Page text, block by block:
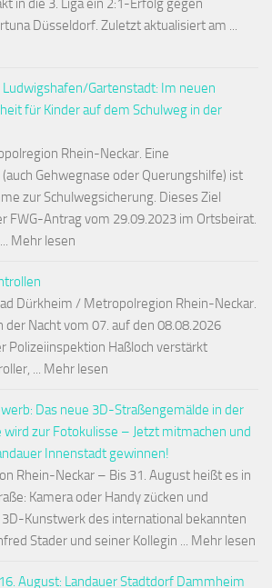
in die 3. Liga ein 2:1-Erfolg gegen
Düsseldorf. Zuletzt aktualisiert am ...
Gartenstadt: Im neuen
für Kinder auf dem Schulweg in der
Rhein-Neckar. Eine
Gehwegnase oder Querungshilfe) ist
zur Schulwegsicherung. Dieses Ziel
FWG-Antrag vom 29.09.2023 im Ortsbeirat.
Mehr lesen
Dürkheim / Metropolregion Rhein-Neckar.
der Nacht vom 07. auf den 08.08.2026
Polizeiinspektion Haßloch verstärkt
... Mehr lesen
Das neue 3D-Straßengemälde in der
wird zur Fotokulisse – Jetzt mitmachen und
Innenstadt gewinnen!
Rhein-Neckar – Bis 31. August heißt es in
Kamera oder Handy zücken und
Kunstwerk des international bekannten
Stader und seiner Kollegin ... Mehr lesen
August: Landauer Stadtdorf Dammheim